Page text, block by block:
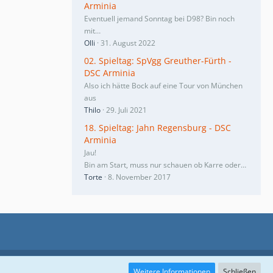
Arminia
Eventuell jemand Sonntag bei D98? Bin noch
mit…
Olli 31. August 2022
02. Spieltag: SpVgg Greuther-Fürth -
DSC Arminia
Also ich hätte Bock auf eine Tour von München
aus
Thilo 29. Juli 2021
18. Spieltag: Jahn Regensburg - DSC
Arminia
Jau!
Bin am Start, muss nur schauen ob Karre oder…
Torte 8. November 2017